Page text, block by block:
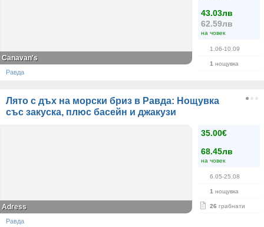
43.03лв
62.59лв
на човек
1.06-10.09
1 нощувка
Canavan's
Равда
Лято с дъх на морски бриз в Равда: Нощувка
със закуска, плюс басейн и джакузи
35.00€
68.45лв
на човек
6.05-25.08
1 нощувка
26 грабнати
Adress
Равда